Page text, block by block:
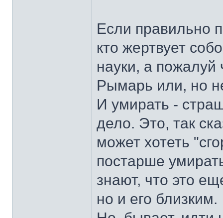
Если правильно
кто жертвует
науки, а пожалуй
Рымарь или, но
И умирать -
дело. Это, так
может хотеть
постарше
знают, что это
но и его близким.